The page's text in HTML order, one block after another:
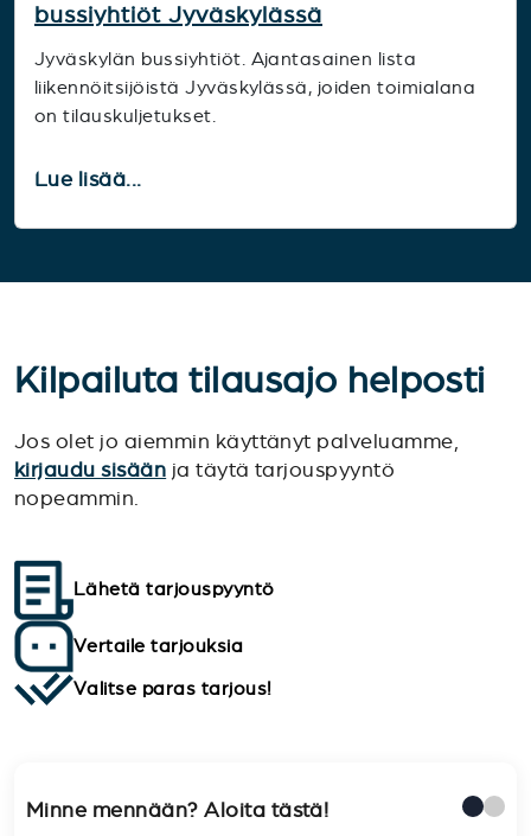
bussiyhtiöt Jyväskylässä
Jyväskylän bussiyhtiöt. Ajantasainen lista
liikennöitsijöistä Jyväskylässä, joiden toimialana
on tilauskuljetukset.
Lue lisää...
Kilpailuta tilausajo helposti
Jos olet jo aiemmin käyttänyt palveluamme,
kirjaudu sisään ja täytä tarjouspyyntö
nopeammin.
Lähetä tarjouspyyntö
Vertaile tarjouksia
Valitse paras tarjous!
Minne mennään? Aloita tästä!